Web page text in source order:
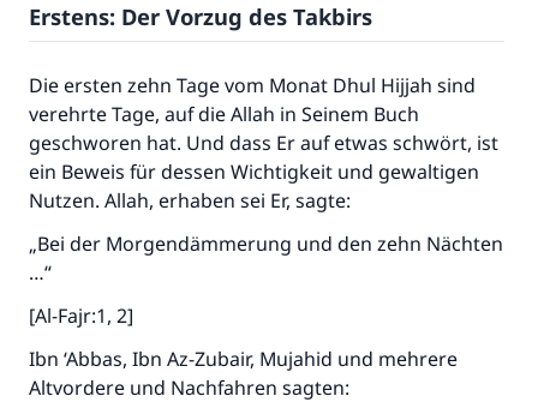
Erstens: Der Vorzug des Takbirs
Die ersten zehn Tage vom Monat Dhul Hijjah sind
verehrte Tage, auf die Allah in Seinem Buch
geschworen hat. Und dass Er auf etwas schwört, ist
ein Beweis für dessen Wichtigkeit und gewaltigen
Nutzen. Allah, erhaben sei Er, sagte:
„Bei der Morgendämmerung und den zehn Nächten
…“
[Al-Fajr:1, 2]
Ibn ‘Abbas, Ibn Az-Zubair, Mujahid und mehrere
Altvordere und Nachfahren sagten: